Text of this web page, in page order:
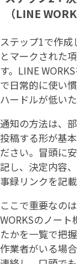
（LINE
ステップ1で作
とマークされた
す。LINE
で日常的に使い
ハードルが低いた
通知の方法は、
投稿する形が基
ださい。冒頭に
記し、決定内容
事録リンクを記載
ここで重要なの
WORKSのノー
たかを一覧で把
作業者がいる場